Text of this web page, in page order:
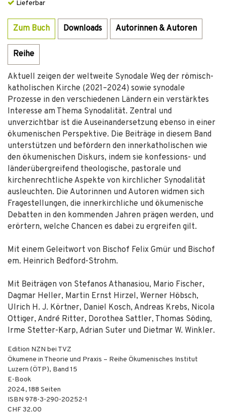
Lieferbar
Zum Buch Downloads Autorinnen & Autoren
Reihe
Aktuell zeigen der weltweite Synodale Weg der römisch-
katholischen Kirche (2021–2024) sowie synodale
Prozesse in den verschiedenen Ländern ein verstärktes
Interesse am Thema Synodalität. Zentral und
unverzichtbar ist die Auseinandersetzung ebenso in einer
ökumenischen Perspektive. Die Beiträge in diesem Band
unterstützen und befördern den innerkatholischen wie
den ökumenischen Diskurs, indem sie konfessions- und
länderübergreifend theologische, pastorale und
kirchenrechtliche Aspekte von kirchlicher Synodalität
ausleuchten. Die Autorinnen und Autoren widmen sich
Fragestellungen, die innerkirchliche und ökumenische
Debatten in den kommenden Jahren prägen werden, und
erörtern, welche Chancen es dabei zu ergreifen gilt.
Mit einem Geleitwort von Bischof Felix Gmür und Bischof
em. Heinrich Bedford-Strohm.
Mit Beiträgen von Stefanos Athanasiou, Mario Fischer,
Dagmar Heller, Martin Ernst Hirzel, Werner Höbsch,
Ulrich H. J. Körtner, Daniel Kosch, Andreas Krebs, Nicola
Ottiger, André Ritter, Dorothea Sattler, Thomas Söding,
Irme Stetter-Karp, Adrian Suter und Dietmar W. Winkler.
Edition NZN bei TVZ
Ökumene in Theorie und Praxis – Reihe Ökumenisches Institut
Luzern (ÖTP), Band 15
E-Book
2024, 188 Seiten
ISBN 978-3-290-20252-1
CHF 32.00